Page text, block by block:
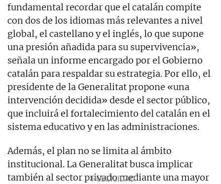
fundamental recordar que el catalán compite
con dos de los idiomas más relevantes a nivel
global, el castellano y el inglés, lo que supone
una presión añadida para su supervivencia»,
señala un informe encargado por el Gobierno
catalán para respaldar su estrategia. Por ello, el
presidente de la Generalitat propone «una
intervención decidida» desde el sector público,
que incluirá el fortalecimiento del catalán en el
sistema educativo y en las administraciones.
Además, el plan no se limita al ámbito
institucional. La Generalitat busca implicar
también al sector privado mediante una mayor